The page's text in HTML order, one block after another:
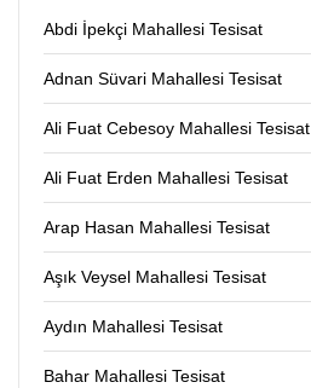
Abdi İpekçi Mahallesi Tesisat
Adnan Süvari Mahallesi Tesisat
Ali Fuat Cebesoy Mahallesi Tesisat
Ali Fuat Erden Mahallesi Tesisat
Arap Hasan Mahallesi Tesisat
Aşık Veysel Mahallesi Tesisat
Aydın Mahallesi Tesisat
Bahar Mahallesi Tesisat